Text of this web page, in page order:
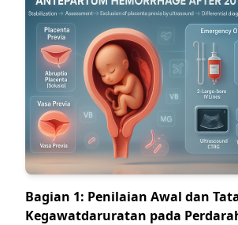
Bagian 1: Penilaian Awal dan
Kegawatdaruratan pada